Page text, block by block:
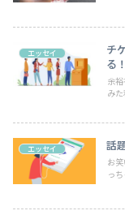
エッセイ
チ
る
余
み
エッセイ 話
お
っ